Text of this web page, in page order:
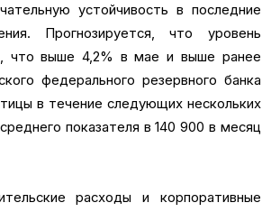
устойчивость в последние
Прогнозируется, что уровень
что выше 4,2% в мае и выше ранее
федерального резервного банка
в течение следующих нескольких
показателя в 140 900 в месяц
расходы и корпоративные